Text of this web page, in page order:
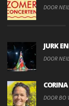
DOOR
JURK
DOOR
DOOR BO